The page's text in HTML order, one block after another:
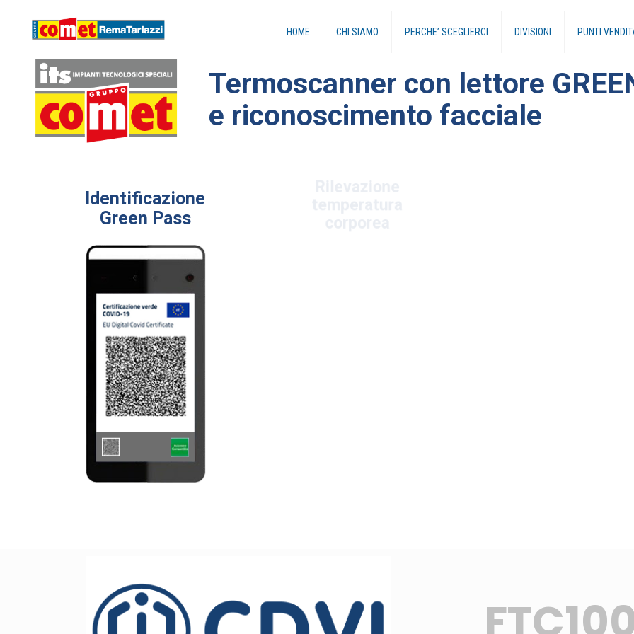
HOME CHI SIAMO PERCHE’ SCEGLIERCI DIVISIONI PUNTI
Identificazione
Green Pass
Termoscanner con lettore
e riconoscimento facciale